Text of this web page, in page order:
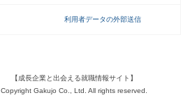
利用者データの外部送信
【成長企業と出会える就職情報サイト】
Copyright Gakujo Co., Ltd. All rights reserved.